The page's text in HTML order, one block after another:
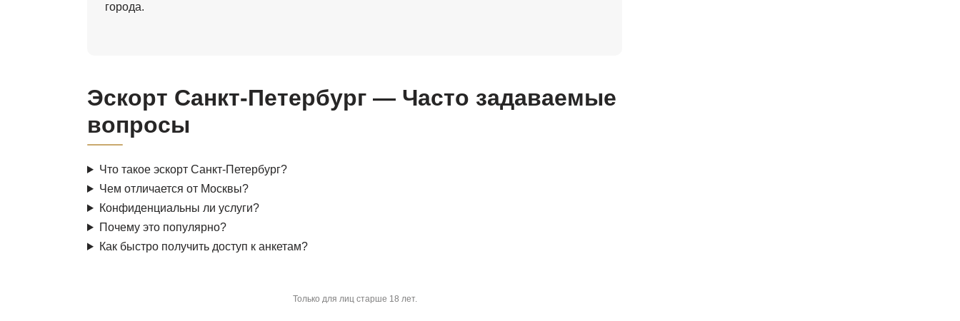
города.
Эскорт Санкт-Петербург — Часто задаваемые
вопросы
Что такое эскорт Санкт-Петербург?
Чем отличается от Москвы?
Конфиденциальны ли услуги?
Почему это популярно?
Как быстро получить доступ к анкетам?
Только для лиц старше 18 лет.